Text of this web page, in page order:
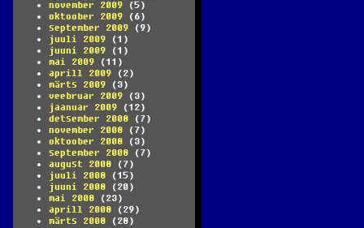
november 2009 (5)
oktoober 2009 (6)
september 2009 (9)
juuli 2009 (1)
juuni 2009 (1)
mai 2009 (11)
aprill 2009 (2)
märts 2009 (3)
veebruar 2009 (3)
jaanuar 2009 (12)
detsember 2008 (7)
november 2008 (7)
oktoober 2008 (3)
september 2008 (7)
august 2008 (7)
juuli 2008 (15)
juuni 2008 (20)
mai 2008 (23)
aprill 2008 (29)
märts 2008 (28)